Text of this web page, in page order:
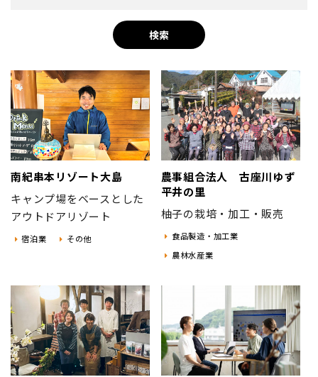
検索
南紀串本リゾート大島
キャンプ場をベースとした
アウトドアリゾート
宿泊業 その他
農事組合法人 古座川ゆず
平井の里
柚子の栽培・加工・販売
食品製造・加工業
農林水産業